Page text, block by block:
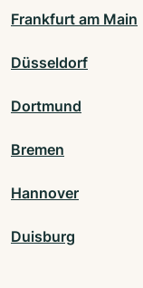
Frankfurt am Main
Düsseldorf
Dortmund
Bremen
Hannover
Duisburg